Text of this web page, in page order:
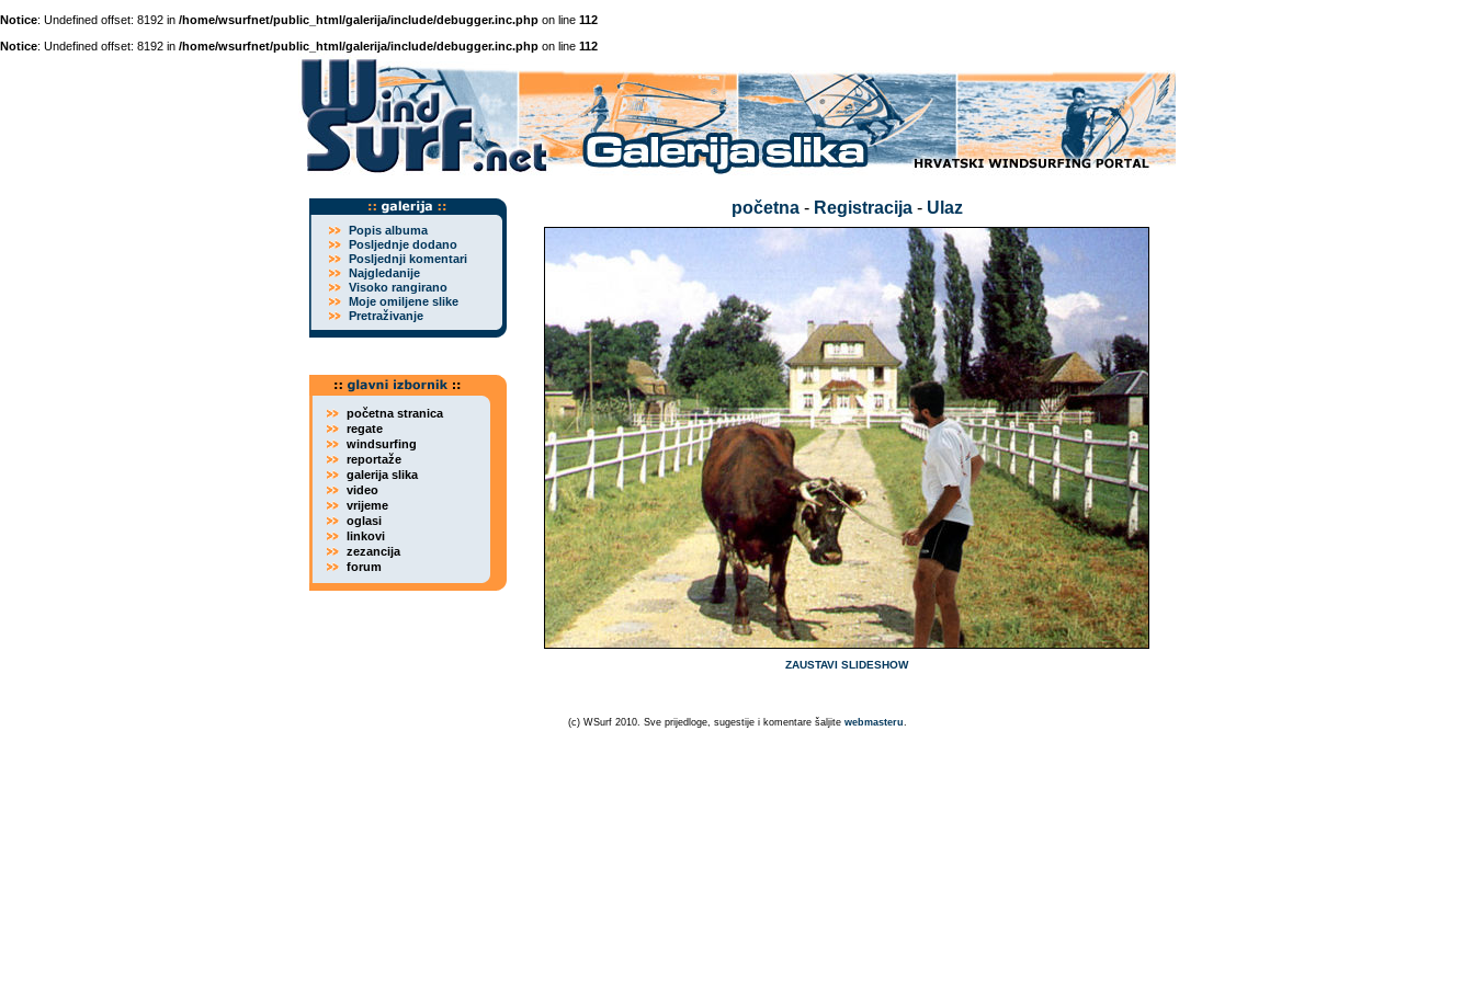
Notice: Undefined offset: 8192 in /home/wsurfnet/public_html/galerija/include/debugger.inc.php on line 112
Notice: Undefined offset: 8192 in /home/wsurfnet/public_html/galerija/include/debugger.inc.php on line 112
Popis albuma
Posljednje dodano
Posljednji komentari
Najgledanije
Visoko rangirano
Moje omiljene slike
Pretraživanje
početna stranica
regate
windsurfing
reportaže
galerija slika
video
vrijeme
oglasi
linkovi
zezancija
forum
početna- Registracija- Ulaz
ZAUSTAVI SLIDESHOW
(c) WSurf 2010. Sve prijedloge, sugestije i komentare šaljite webmasteru